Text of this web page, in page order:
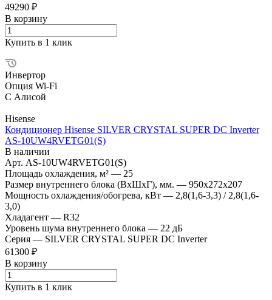
49290 ₽
В корзину
Купить в 1 клик
Инвертор
Опция Wi-Fi
С Алисой
Hisense
Кондиционер Hisense SILVER CRYSTAL SUPER DC Inverter
AS-10UW4RVETG01(S)
В наличии
Арт. AS-10UW4RVETG01(S)
Площадь охлаждения, м² — 25
Размер внутреннего блока (ВхШхГ), мм. — 950x272x207
Мощность охлаждения/обогрева, кВт — 2,8(1,6-3,3) / 2,8(1,6-
3,0)
Хладагент — R32
Уровень шума внутреннего блока — 22 дБ
Серия — SILVER CRYSTAL SUPER DC Inverter
61300 ₽
В корзину
Купить в 1 клик